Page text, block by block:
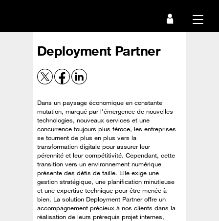
Menu
Deployment Partner
Dans un paysage économique en constante
mutation, marqué par l'émergence de nouvelles
technologies, nouveaux services et une
concurrence toujours plus féroce, les entreprises
se tournent de plus en plus vers la
transformation digitale pour assurer leur
pérennité et leur compétitivité. Cependant, cette
transition vers un environnement numérique
présente des défis de taille. Elle exige une
gestion stratégique, une planification minutieuse
et une expertise technique pour être menée à
bien. La solution Deployment Partner offre un
accompagnement précieux à nos clients dans la
réalisation de leurs prérequis projet internes,